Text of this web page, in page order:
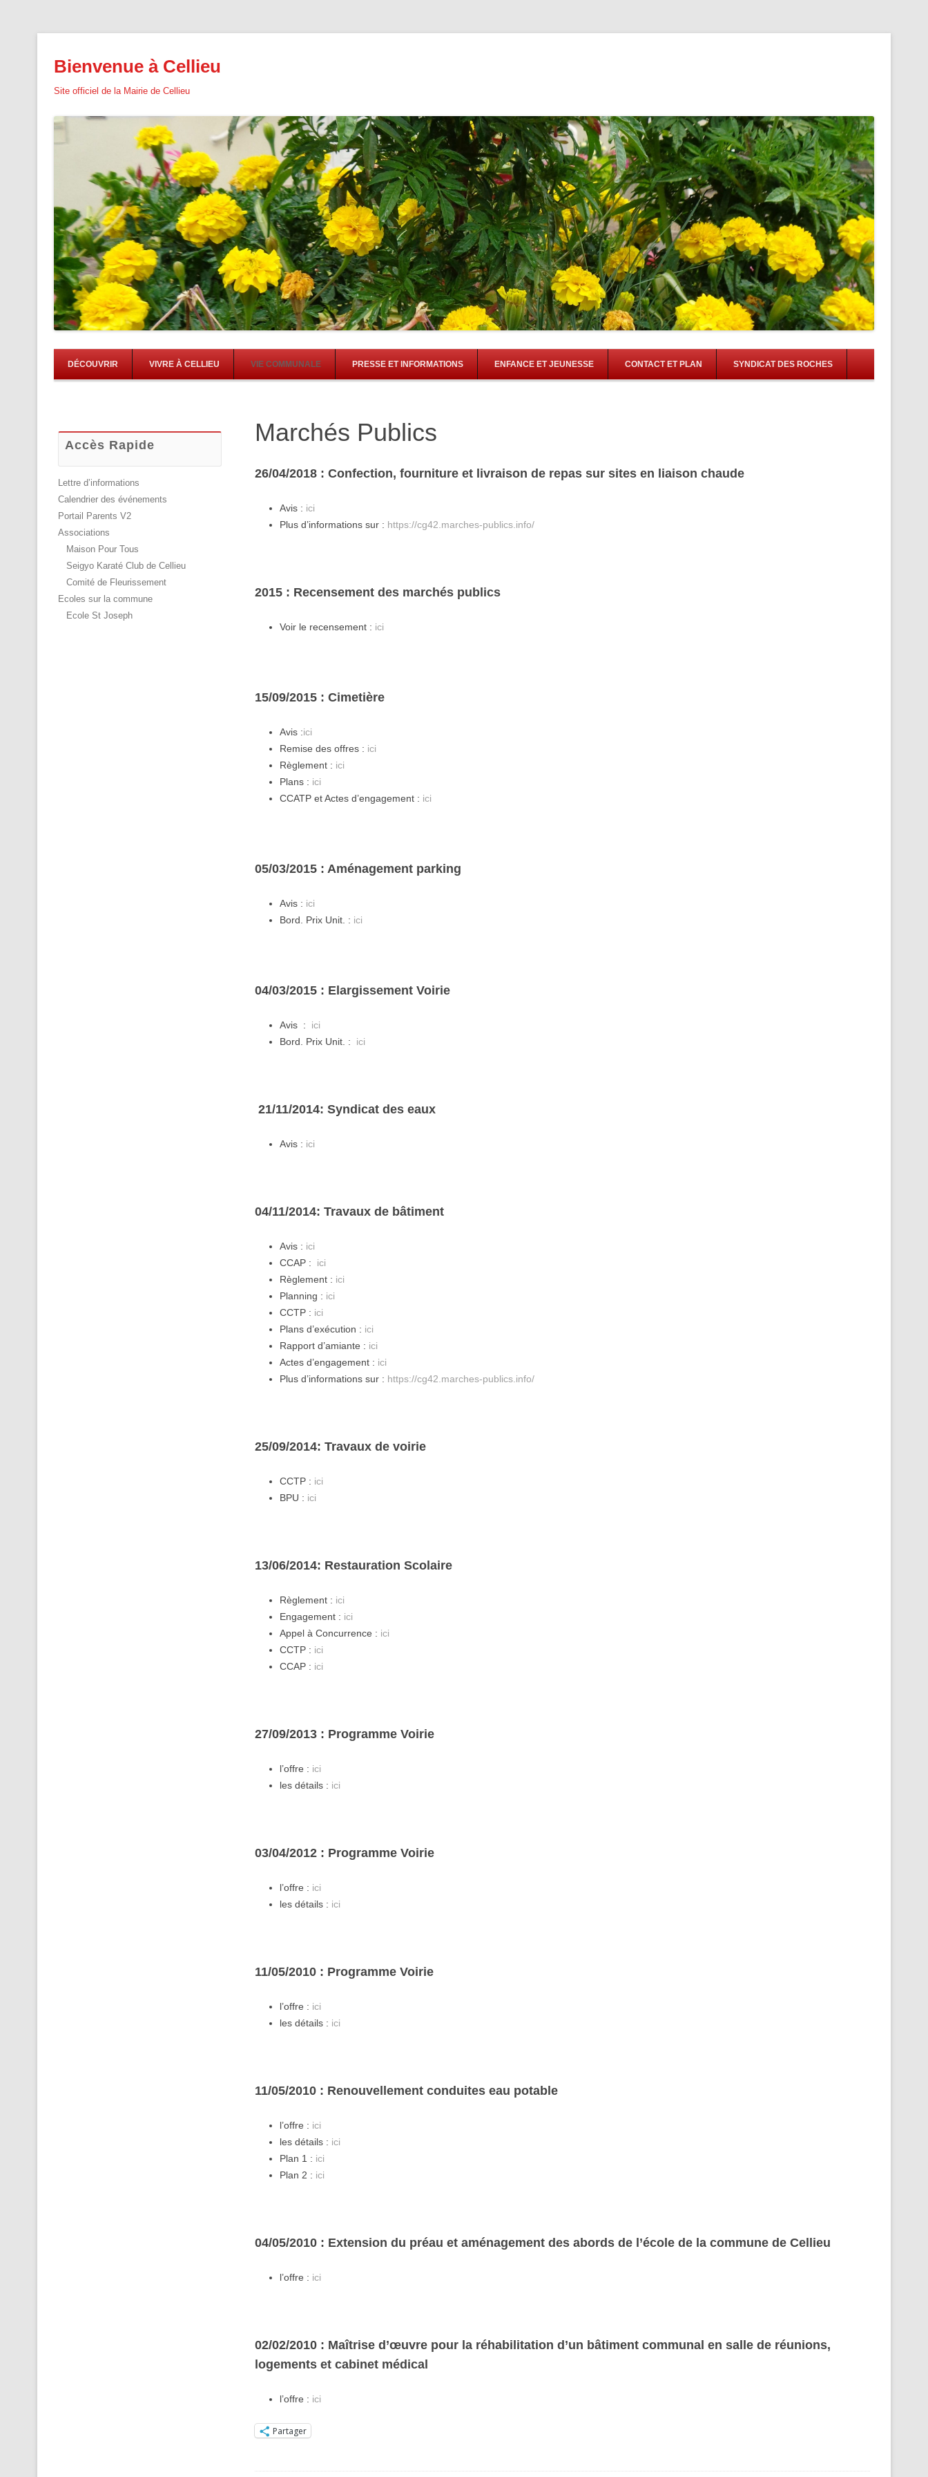
Bienvenue à Cellieu
Site officiel de la Mairie de Cellieu
DÉCOUVRIR VIVRE À CELLIEU VIE COMMUNALE PRESSE ET INFORMATIONS ENFANCE ET JEUNESSE CONTACT ET PLAN SYNDICAT DES ROCHES
Marchés Publics
26/04/2018 : Confection, fourniture et livraison de repas sur sites en liaison chaude
Avis : ici
Plus d’informations sur : https://cg42.marches-publics.info/
2015 : Recensement des marchés publics
Voir le recensement : ici
15/09/2015 : Cimetière
Avis :ici
Remise des offres : ici
Règlement : ici
Plans : ici
CCATP et Actes d’engagement : ici
05/03/2015 : Aménagement parking
Avis : ici
Bord. Prix Unit. : ici
04/03/2015 : Elargissement Voirie
Avis : ici
Bord. Prix Unit. : ici
21/11/2014: Syndicat des eaux
Avis : ici
04/11/2014: Travaux de bâtiment
Avis : ici
CCAP : ici
Règlement : ici
Planning : ici
CCTP : ici
Plans d’exécution : ici
Rapport d’amiante : ici
Actes d’engagement : ici
Plus d’informations sur : https://cg42.marches-publics.info/
25/09/2014: Travaux de voirie
CCTP : ici
BPU : ici
13/06/2014: Restauration Scolaire
Règlement : ici
Engagement : ici
Appel à Concurrence : ici
CCTP : ici
CCAP : ici
27/09/2013 : Programme Voirie
l’offre : ici
les détails : ici
03/04/2012 : Programme Voirie
l’offre : ici
les détails : ici
11/05/2010 : Programme Voirie
l’offre : ici
les détails : ici
11/05/2010 : Renouvellement conduites eau potable
l’offre : ici
les détails : ici
Plan 1 : ici
Plan 2 : ici
04/05/2010 : Extension du préau et aménagement des abords de l’école de la commune de Cellieu
l’offre : ici
02/02/2010 : Maîtrise d’œuvre pour la réhabilitation d’un bâtiment communal en salle de réunions,
logements et cabinet médical
l’offre : ici
Partager
Accès Rapide
Lettre d’informations
Calendrier des événements
Portail Parents V2
Associations
Maison Pour Tous
Seigyo Karaté Club de Cellieu
Comité de Fleurissement
Ecoles sur la commune
Ecole St Joseph